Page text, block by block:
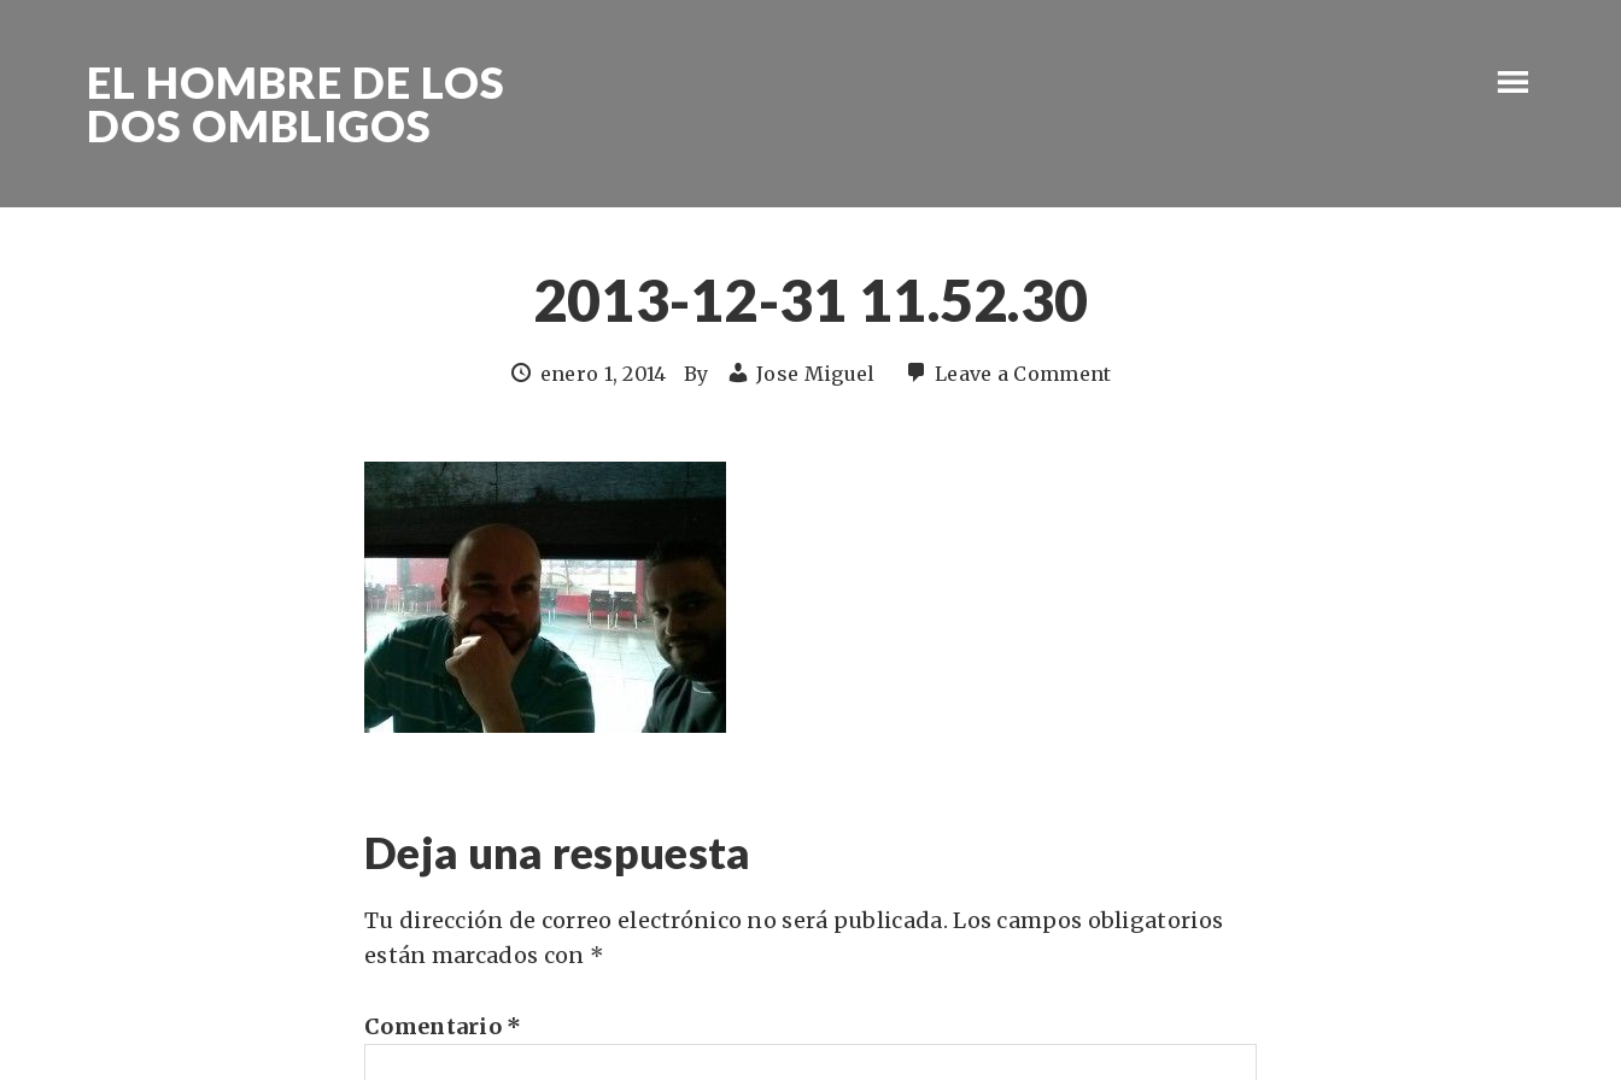
EL HOMBRE DE LOS
DOS OMBLIGOS
2013-12-31 11.52.30
enero 1, 2014 By Jose Miguel Leave a Comment
Deja una respuesta
Tu dirección de correo electrónico no será publicada. Los campos obligatorios
están marcados con *
Comentario *